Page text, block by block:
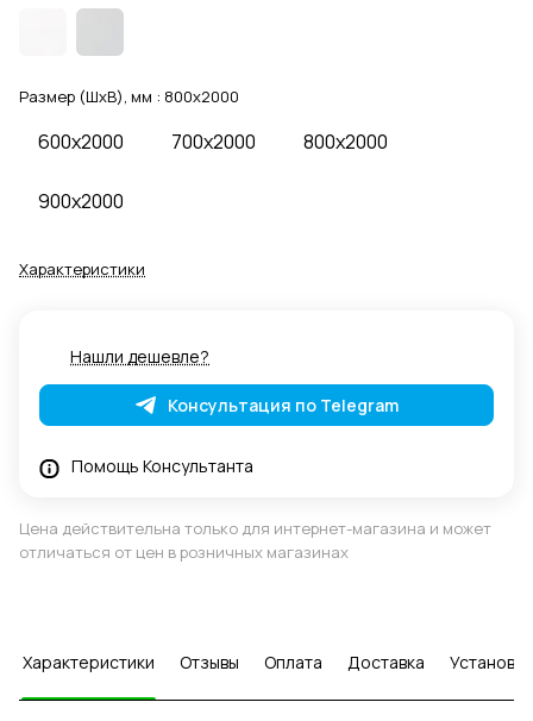
Размер (ШхВ), мм : 800x2000
600x2000 700x2000 800x2000
900x2000
Характеристики
Нашли дешевле?
Консультация по Telegram
Помощь Консультанта
Цена действительна только для интернет-магазина и может
отличаться от цен в розничных магазинах
Характеристики Отзывы Оплата Доставка Установка